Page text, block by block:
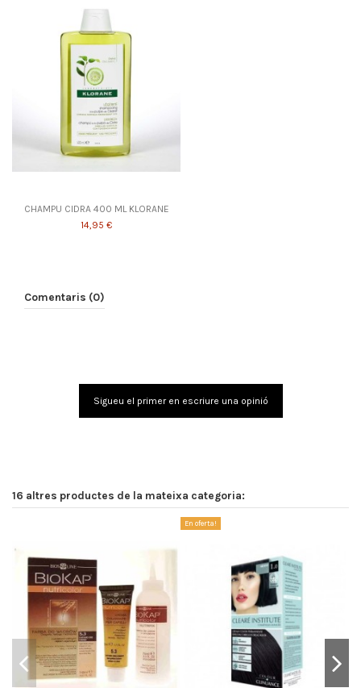
CHAMPU CIDRA 400 ML KLORANE
14,95 €
Comentaris (0)
Sigueu el primer en escriure una opinió
16 altres productes de la mateixa categoria:
En oferta!